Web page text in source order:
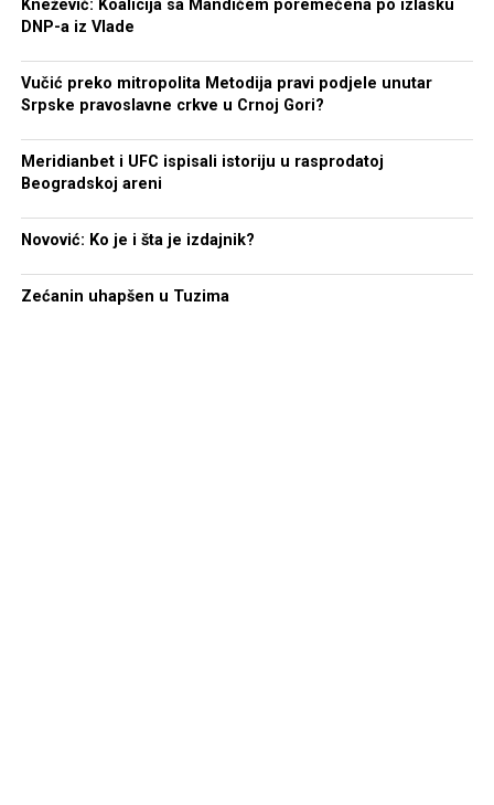
Knežević: Koalicija sa Mandićem poremećena po izlasku
DNP-a iz Vlade
Vučić preko mitropolita Metodija pravi podjele unutar
Srpske pravoslavne crkve u Crnoj Gori?
Meridianbet i UFC ispisali istoriju u rasprodatoj
Beogradskoj areni
Novović: Ko je i šta je izdajnik?
Zećanin uhapšen u Tuzima